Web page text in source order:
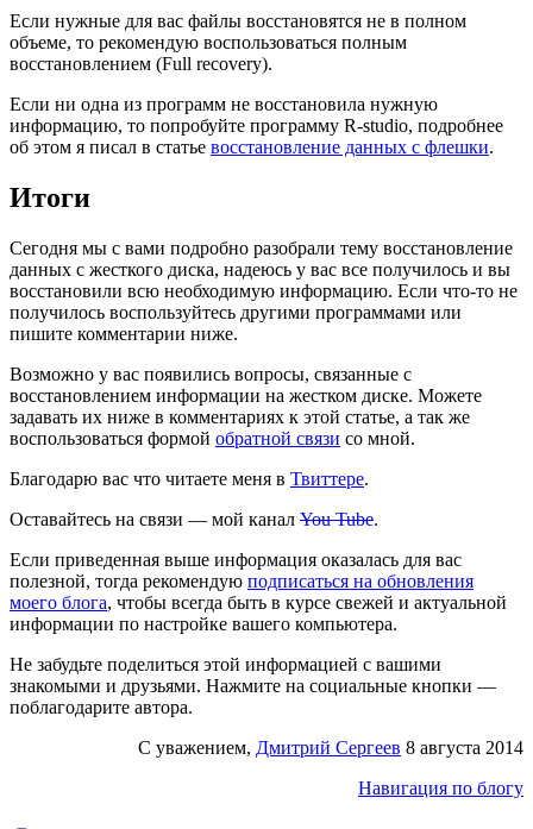
Если нужные для вас файлы восстановятся не в полном
объеме, то рекомендую воспользоваться полным
восстановлением (Full recovery).
Если ни одна из программ не восстановила нужную
информацию, то попробуйте программу R-studio, подробнее
об этом я писал в статье восстановление данных с флешки.
Итоги
Сегодня мы с вами подробно разобрали тему восстановление
данных с жесткого диска, надеюсь у вас все получилось и вы
восстановили всю необходимую информацию. Если что-то не
получилось воспользуйтесь другими программами или
пишите комментарии ниже.
Возможно у вас появились вопросы, связанные с
восстановлением информации на жестком диске. Можете
задавать их ниже в комментариях к этой статье, а так же
воспользоваться формой обратной связи со мной.
Благодарю вас что читаете меня в Твиттере.
Оставайтесь на связи — мой канал You Tube.
Если приведенная выше информация оказалась для вас
полезной, тогда рекомендую подписаться на обновления
моего блога, чтобы всегда быть в курсе свежей и актуальной
информации по настройке вашего компьютера.
Не забудьте поделиться этой информацией с вашими
знакомыми и друзьями. Нажмите на социальные кнопки —
поблагодарите автора.
С уважением, Дмитрий Сергеев 8 августа 2014
Навигация по блогу